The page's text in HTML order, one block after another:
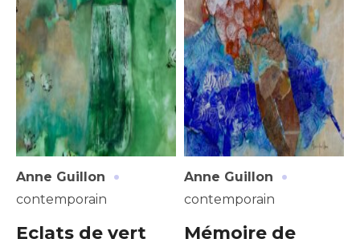
Anne Guillon ·
contemporain
Eclats de vert
Anne Guillon ·
contemporain
Mémoire de